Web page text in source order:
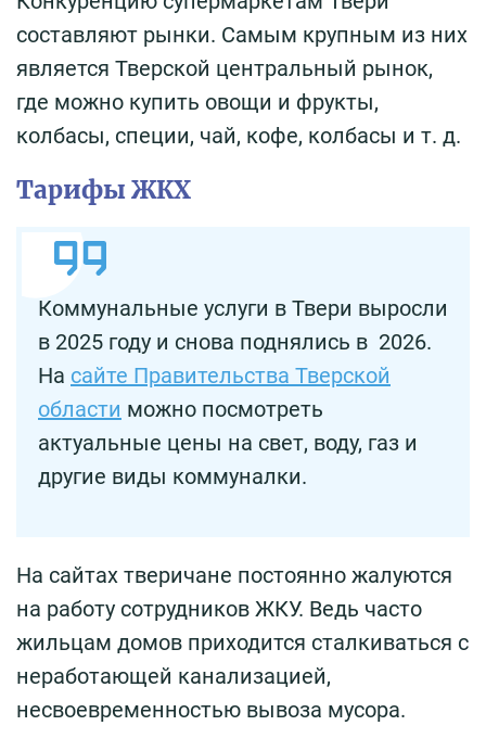
составляют рынки. Самым крупным из них
является Тверской центральный рынок,
где можно купить овощи и фрукты,
колбасы, специи, чай, кофе, колбасы и т. д.
Тарифы ЖКХ
Коммунальные услуги в Твери выросли
в 2025 году и снова поднялись в 2026.
На сайте Правительства Тверской
области можно посмотреть
актуальные цены на свет, воду, газ и
другие виды коммуналки.
На сайтах тверичане постоянно жалуются
на работу сотрудников ЖКУ. Ведь часто
жильцам домов приходится сталкиваться с
неработающей канализацией,
несвоевременностью вывоза мусора.